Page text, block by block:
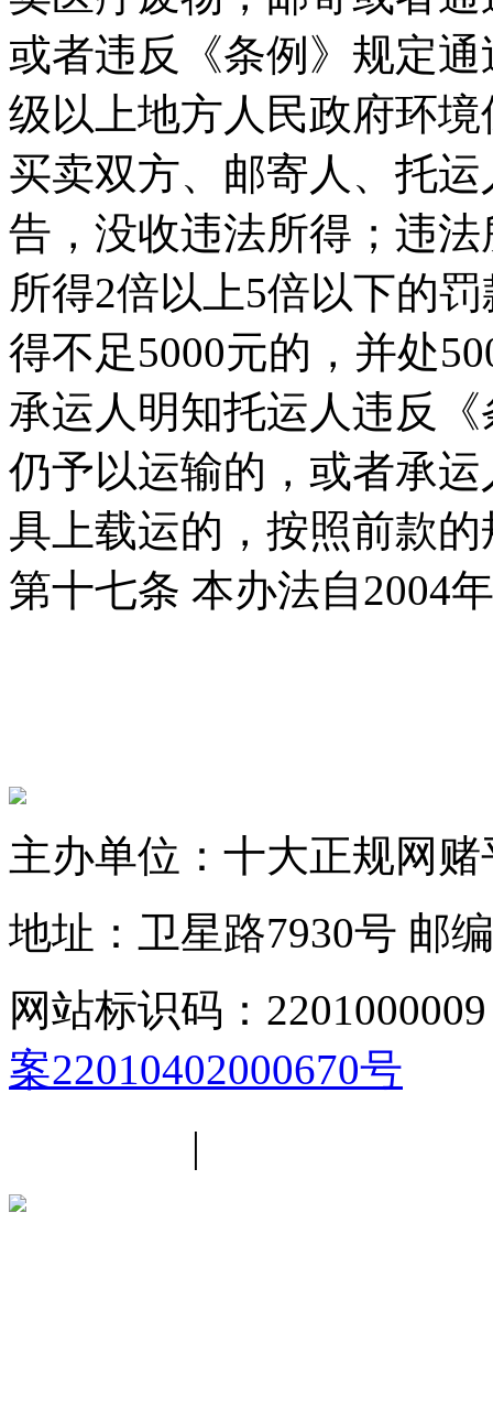
或者违反《条例》规定
级以上地方人民政府环
买卖双方、邮寄人、托
告，没收违法所得；违
所得2倍以上5倍以下的
得不足5000元的，并处
承运人明知托运人违反
仍予以运输的，或者承
具上载运的，按照前款
第十七条 本办法自2004
主办单位：十大正规网赌
地址：卫星路7930号 邮
网站标识码：2201000009
案22010402000670号
|